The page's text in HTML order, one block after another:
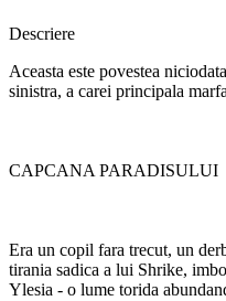
Descriere
Aceasta este povestea
sinistra, a carei principala
CAPCANA PARADISULUI
Era un copil fara trecut, un
tirania sadica a lui Shrike,
Ylesia - o lume torida